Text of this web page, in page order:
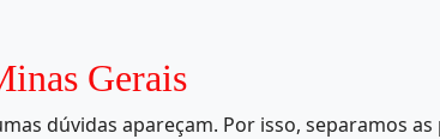
Gerais
dúvidas apareçam. Por isso, separamos